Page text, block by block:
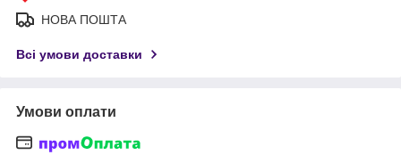
НОВА ПОШТА
Всі умови доставки
Умови оплати